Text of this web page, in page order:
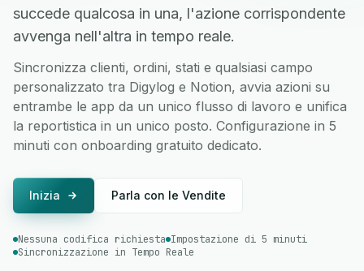
succede qualcosa in una, l'azione corrispondente
avvenga nell'altra in tempo reale.
Sincronizza clienti, ordini, stati e qualsiasi campo
personalizzato tra Digylog e Notion, avvia azioni su
entrambe le app da un unico flusso di lavoro e unifica
la reportistica in un unico posto. Configurazione in 5
minuti con onboarding gratuito dedicato.
Inizia Parla con le Vendite
Nessuna codifica richiesta Impostazione di 5 minuti
Sincronizzazione in Tempo Reale